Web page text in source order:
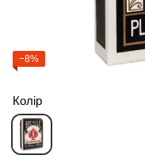
−8%
Колір